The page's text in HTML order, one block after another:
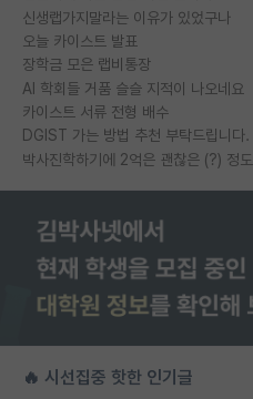
신생랩가지말라는 이유가 있었구나
오늘 카이스트 발표
장학금 모은 랩비통장
AI 학회들 거품 슬슬 지적이 나오네요
카이스트 서류 전형 배수
DGIST 가는 방법 추천 부탁드립니다.
🔥 시선집중 핫한 인기글